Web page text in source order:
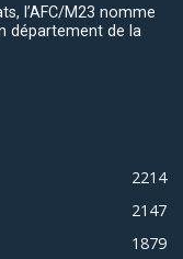
l’AFC/M23 nomme
département de la
2214
2147
1879